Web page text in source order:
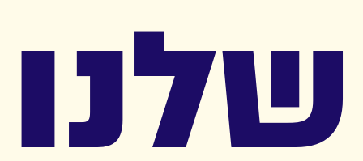
שלנו